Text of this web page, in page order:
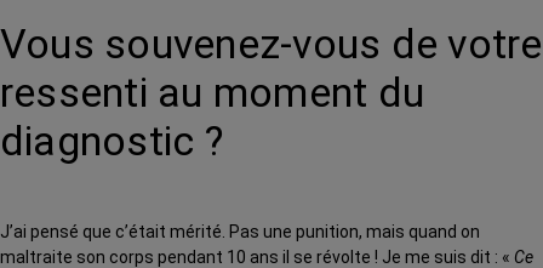
Vous souvenez-vous de votre
ressenti au moment du
diagnostic ?
J’ai pensé que c’était mérité. Pas une punition, mais quand on
maltraite son corps pendant 10 ans il se révolte ! Je me suis dit : « Ce